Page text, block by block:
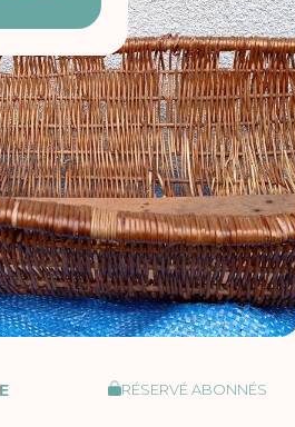
RÉSERVÉ ABONNÉS